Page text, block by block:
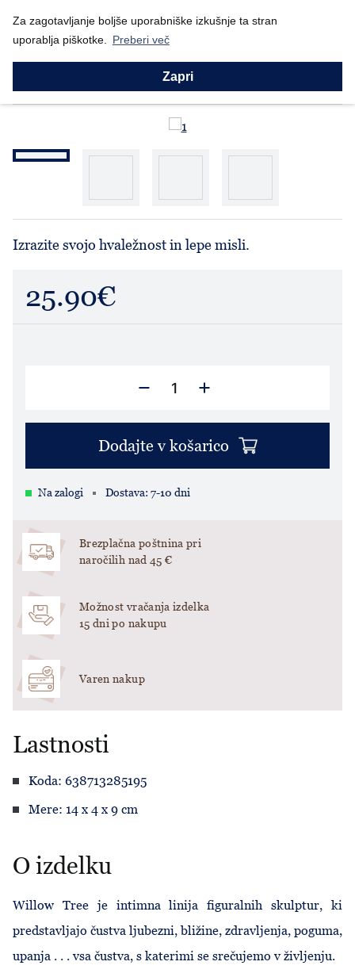
Za zagotavljanje boljše uporabniške izkušnje ta stran
uporablja piškotke.
Preberi več
Zapri
Nazaj
Domov Prodajni program Willow Tree Hvala ti (27267)
Hvala ti (27267)
Izrazite svojo hvaležnost in lepe misli.
25.90€
Dodajte v košarico
Na zalogi Dostava: 7-10 dni
Brezplačna poštnina pri
naročilih nad 45 €
Možnost vračanja izdelka
15 dni po nakupu
Varen nakup
Lastnosti
Koda: 638713285195
Mere: 14 x 4 x 9 cm
O izdelku
Willow Tree je intimna linija figuralnih skulptur, ki
predstavljajo čustva ljubezni, bližine, zdravljenja, poguma,
upanja . . . vsa čustva, s katerimi se srečujemo v življenju.